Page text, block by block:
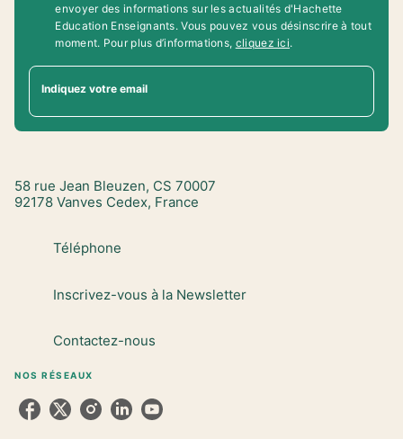
envoyer des informations sur les actualités d'Hachette
Education Enseignants. Vous pouvez vous désinscrire à tout
moment. Pour plus d’informations, cliquez ici.
Indiquez votre email
58 rue Jean Bleuzen, CS 70007
92178 Vanves Cedex, France
Téléphone
Inscrivez-vous à la Newsletter
Contactez-nous
NOS RÉSEAUX